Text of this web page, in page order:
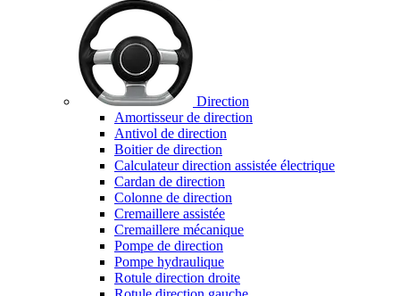
Direction
Amortisseur de direction
Antivol de direction
Boitier de direction
Calculateur direction assistée électrique
Cardan de direction
Colonne de direction
Cremaillere assistée
Cremaillere mécanique
Pompe de direction
Pompe hydraulique
Rotule direction droite